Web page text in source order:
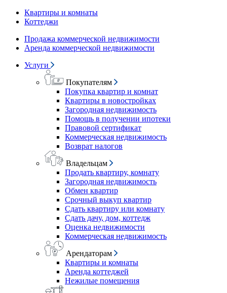
Квартиры и комнаты
Коттеджи
Продажа коммерческой недвижимости
Аренда коммерческой недвижимости
Услуги
Покупателям
Покупка квартир и комнат
Квартиры в новостройках
Загородная недвижимость
Помощь в получении ипотеки
Правовой сертификат
Коммерческая недвижимость
Возврат налогов
Владельцам
Продать квартиру, комнату
Загородная недвижимость
Обмен квартир
Срочный выкуп квартир
Сдать квартиру или комнату
Сдать дачу, дом, коттедж
Оценка недвижимости
Коммерческая недвижимость
Арендаторам
Квартиры и комнаты
Аренда коттеджей
Нежилые помещения